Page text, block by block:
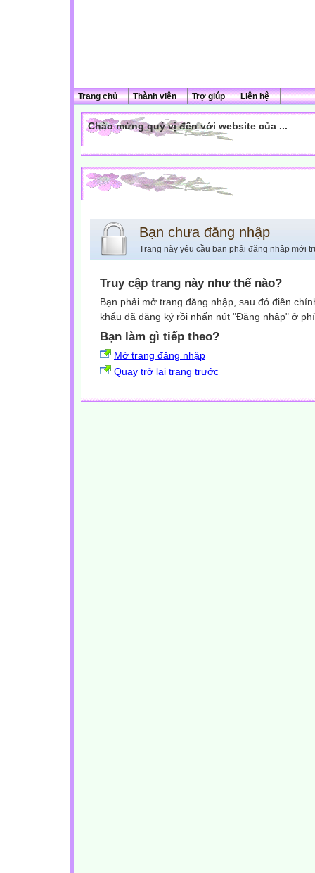
Trang chủ Thành viên Trợ giúp Liên hệ
Chào mừng quý vị đến với website của ...
Bạn chưa đăng nhập
Trang này yêu cầu bạn phải đăng nhập mới
Truy cập trang này như thế nào?
Bạn phải mở trang đăng nhập, sau đó điền
khẩu đã đăng ký rồi nhấn nút "Đăng nhập" ở
Bạn làm gì tiếp theo?
Mở trang đăng nhập
Quay trở lại trang trước